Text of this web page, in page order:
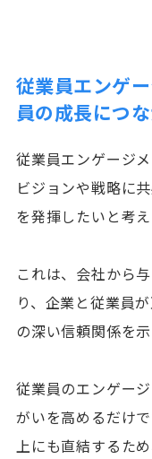
従業員エンゲ
員の成長につ
従業員エンゲージ
ビジョンや戦略に
を発揮したいと考
これは、会社から
り、企業と従業員
の深い信頼関係を示
従業員のエンゲー
がいを高めるだけ
上にも直結するた